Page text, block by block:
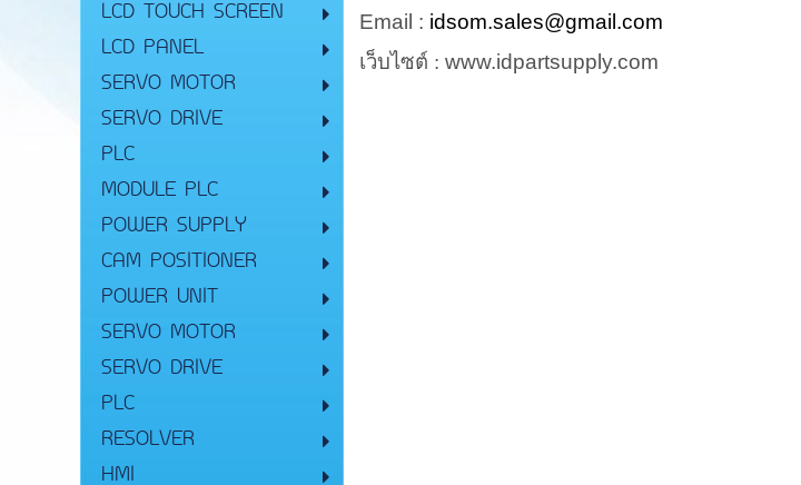
LCD TOUCH SCREEN
LCD PANEL
SERVO MOTOR
SERVO DRIVE
PLC
MODULE PLC
POWER SUPPLY
CAM POSITIONER
POWER UNIT
SERVO MOTOR
SERVO DRIVE
PLC
RESOLVER
HMI
Email : idsom.sales@gmail.com
เว็บไซต์ : www.idpartsupply.com